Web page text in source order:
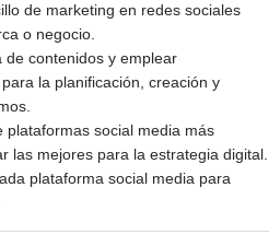
de marketing en redes sociales
o negocio.
de contenidos y emplear
la planificación, creación y
plataformas social media más
las mejores para la estrategia digital.
plataforma social media para